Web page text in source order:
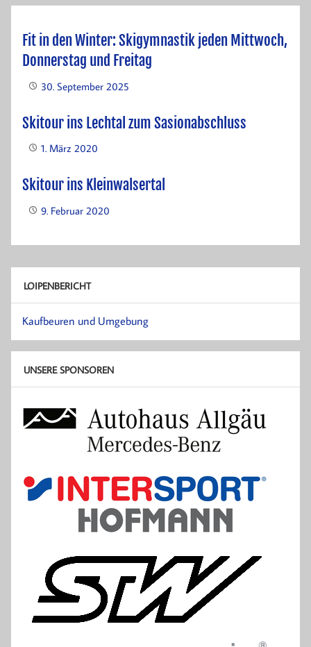
Fit in den Winter: Skigymnastik jeden Mittwoch,
Donnerstag und Freitag
30. September 2025
Skitour ins Lechtal zum Sasionabschluss
1. März 2020
Skitour ins Kleinwalsertal
9. Februar 2020
LOIPENBERICHT
Kaufbeuren und Umgebung
UNSERE SPONSOREN